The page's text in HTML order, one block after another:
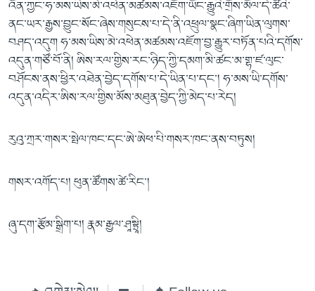
འོན་ཀྱང་ཧ་མས་ཡིས་མེ་འཕེན་མཚམས་འཇོག་ཡོང་རྒྱུའི་གྲོས་མོལ་དེ་ཚོའི་
ནང་ཡར་རྒྱས་བྱུང་སོང་ཞེས་གསུངས་པ་དེ་ནི་འཕྲུལ་སྣང་ཞིག་ཡིན་ལུགས་
བཤད་འདུག ཧ་མས་ཡིས་མེ་འཕེན་མཚམས་འཇོག་བྱ་རྒྱུར་བཏོན་པའི་དགོས་
འདུན་གཙོ་བོ་ནི། ཨིས་རལ་གྱིས་རང་ཉིད་ཀྱི་དམག་མི་ཚང་མ་གྷ་ཛ་ལུང་
བཤོངས་ནས་ཕྱིར་འཐེན་བྱེད་དགོས་པ་དེ་ཡིན་པ་དང་། ཧ་མས་ཡི་དགོས་
འདུན་འདིར་ཨིས་རལ་གྱིས་མོས་མཐུན་བྱེད་ཀྱི་མེད་པ་རེད།
རུའུ་ཀྲར་གསར་སྤེལ་ཁང་དང་ཨེ་ཨེཕ་པི་གསར་ཁང་ནས་བཏུས།
གསར་འགོད་པ། ཕུན་ཚོགས་ཚེ་རིང་།
ཞུ་དག་རྩོམ་སྒྲིག་པ། རྣམ་རྒྱལ་ཤཱསྟྲཱི།